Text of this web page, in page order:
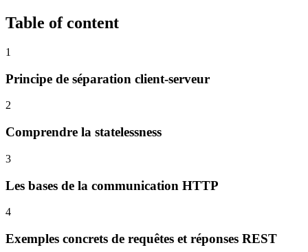
Table of content
1
Principe de séparation client-serveur
2
Comprendre la statelessness
3
Les bases de la communication HTTP
4
Exemples concrets de requêtes et réponses REST